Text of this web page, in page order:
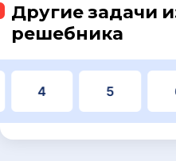
Другие задачи
решебника
4 5